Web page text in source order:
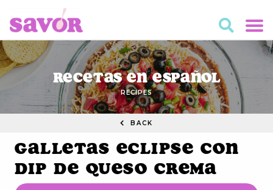
Recetas en Español
RECIPES
BACK
Galletas Eclipse con
Dip de Queso Crema